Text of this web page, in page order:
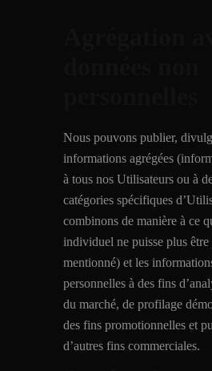
Nous pouvons publier,
informations agrégées
à tous nos Utilisateurs ou à
catégories spécifiques
combinons de manière à ce
individuel ne puisse plus
mentionné) et les
personnelles à des fins
du marché, de profilage
des fins promotionnelles et
d’autres fins commerciales.